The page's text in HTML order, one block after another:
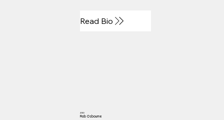
Read Bio
2010
Rob Osbourne